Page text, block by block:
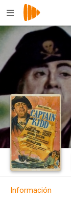
Información